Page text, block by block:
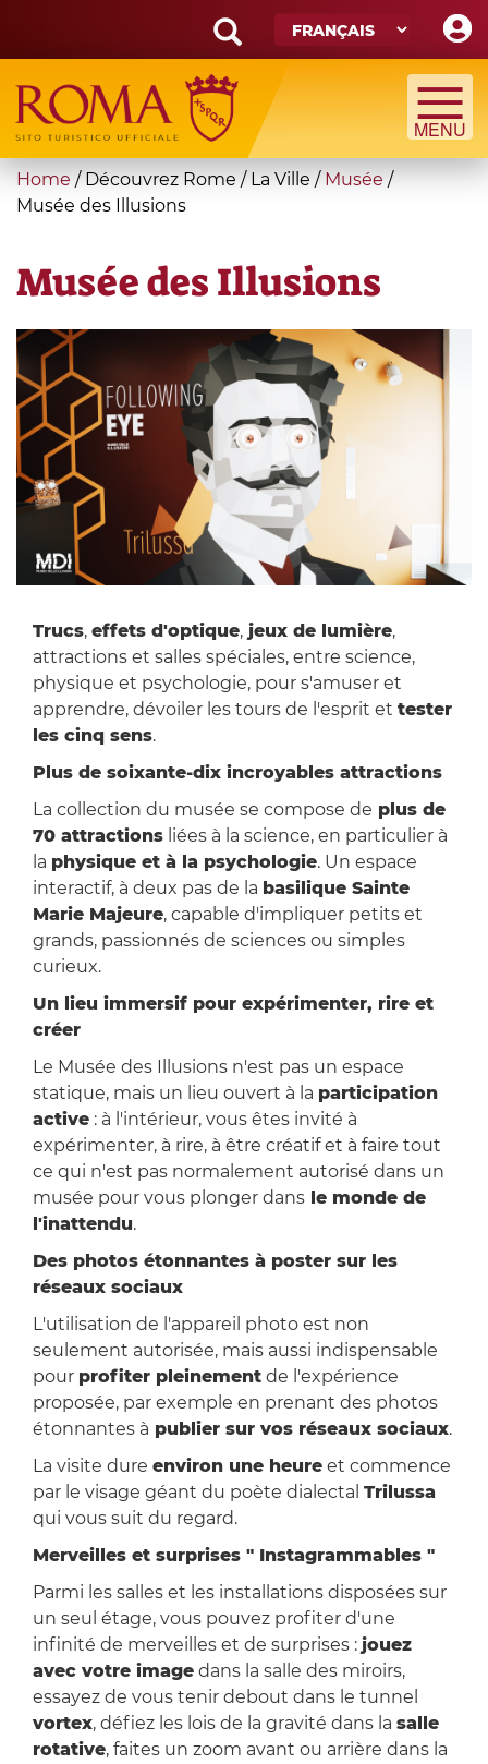
main
content
Search
form
Recherche
You
are
Home / Découvrez Rome / La Ville / Musée /
Musée des Illusions
Musée des Illusions
Trucs, effets d'optique,jeux de lumière,
attractions et salles spéciales, entre science,
physique et psychologie, pour s'amuser et
apprendre, dévoiler les tours de l'esprit et tester
les cinq sens.
Plus de soixante-dix incroyables attractions
La collection du musée se compose de plus de
70 attractionsliées à la science, en particulier à
la physique et à la psychologie. Un espace
interactif, à deux pas de la basilique Sainte
Marie Majeure, capable d'impliquer petits et
grands, passionnés de sciences ou simples
curieux.
Un lieu immersif pour expérimenter, rire et
créer
Le Musée des Illusions n'est pas un espace
statique, mais un lieu ouvert à la participation
active: à l'intérieur, vous êtes invité à
expérimenter, à rire, à être créatif et à faire tout
ce qui n'est pas normalement autorisé dans un
musée pour vous plonger dansle monde de
l'inattendu.
Des photos étonnantes à poster sur les
réseaux sociaux
L'utilisation de l'appareil photo est non
seulement autorisée, mais aussi indispensable
pour profiter pleinementde l'expérience
proposée, par exemple en prenant des photos
étonnantes à publier sur vos réseaux sociaux.
La visite dure environ une heureet commence
par le visage géant du poète dialectal Trilussa
qui vous suit du regard.
Merveilles et surprises " Instagrammables "
Parmi les salles et les installations disposées sur
un seul étage, vous pouvez profiter d'une
infinité de merveilles et de surprises : jouez
avec votre imagedans la salle des miroirs,
essayez de vous tenir debout dans le tunnel
vortex, défiez les lois de la gravité dans la salle
rotative, faites un zoom avant ou arrière dans la